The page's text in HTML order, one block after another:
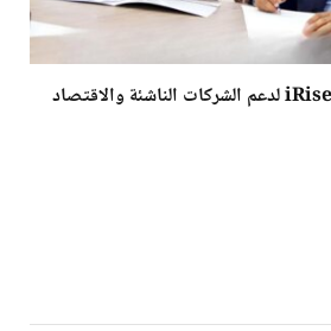
شراكة الصومال وiRise Hub لدعم الشركات الناشئة والاقتصاد